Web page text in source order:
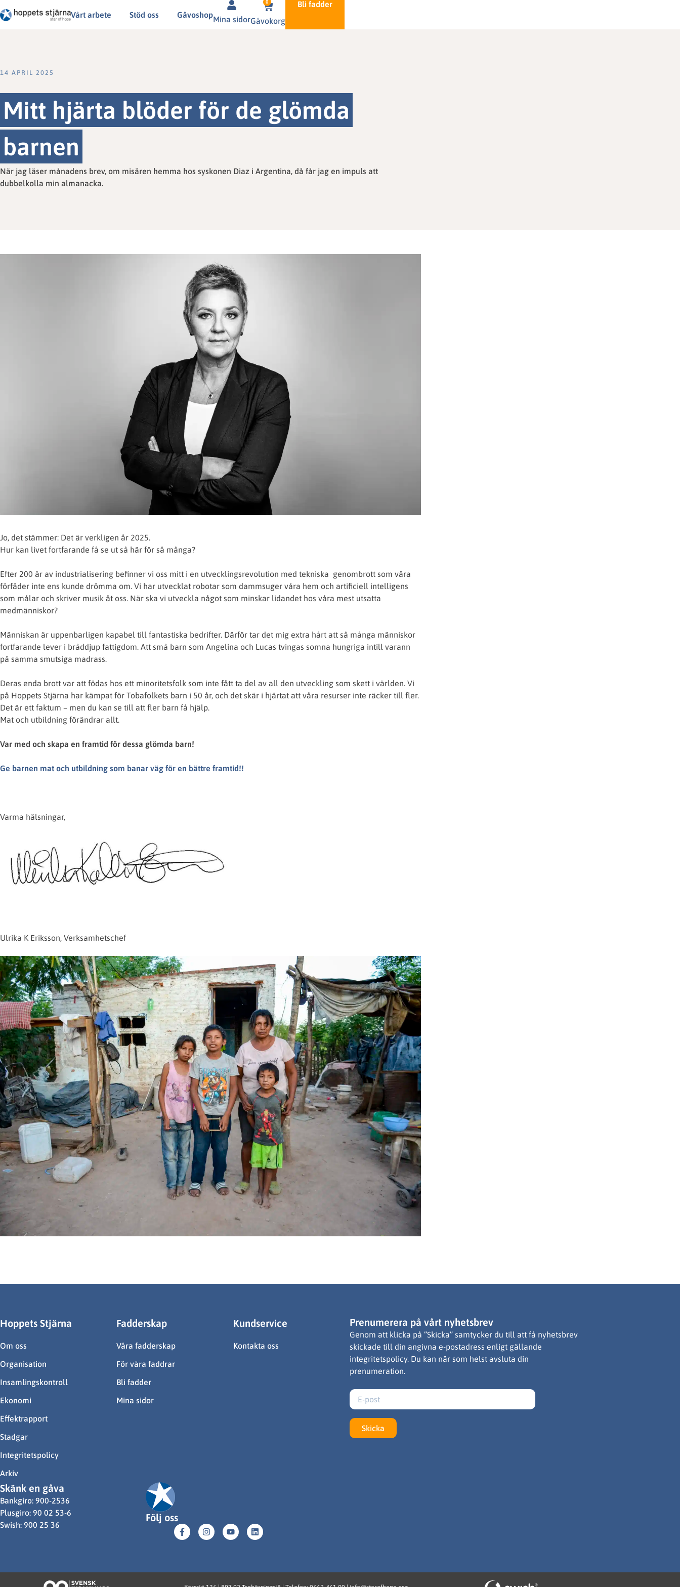
Vårt arbete Stöd oss Gåvoshop
Mina sidor
0
Gåvokorg
Bli fadder
14 APRIL 2025
Mitt hjärta blöder för de glömda
barnen
När jag läser månadens brev, om misären hemma hos syskonen Diaz i Argentina, då får jag en impuls att
dubbelkolla min almanacka.
Jo, det stämmer: Det är verkligen år 2025.
Hur kan livet fortfarande få se ut så här för så många?
Efter 200 år av industrialisering befinner vi oss mitt i en utvecklingsrevolution med tekniska genombrott som våra
förfäder inte ens kunde drömma om. Vi har utvecklat robotar som dammsuger våra hem och artificiell intelligens
som målar och skriver musik åt oss. När ska vi utveckla något som minskar lidandet hos våra mest utsatta
medmänniskor?
Människan är uppenbarligen kapabel till fantastiska bedrifter. Därför tar det mig extra hårt att så många människor
fortfarande lever i bråddjup fattigdom. Att små barn som Angelina och Lucas tvingas somna hungriga intill varann
på samma smutsiga madrass.
Deras enda brott var att födas hos ett minoritetsfolk som inte fått ta del av all den utveckling som skett i världen. Vi
på Hoppets Stjärna har kämpat för Tobafolkets barn i 50 år, och det skär i hjärtat att våra resurser inte räcker till fler.
Det är ett faktum – men du kan se till att fler barn få hjälp.
Mat och utbildning förändrar allt.
Var med och skapa en framtid för dessa glömda barn!
Ge barnen mat och utbildning som banar väg för en bättre framtid!!
Varma hälsningar,
Ulrika K Eriksson, Verksamhetschef
Hoppets Stjärna
Om oss
Organisation
Insamlingskontroll
Ekonomi
Effektrapport
Stadgar
Integritetspolicy
Arkiv
Fadderskap
Våra fadderskap
För våra faddrar
Bli fadder
Mina sidor
Kundservice
Kontakta oss
Prenumerera på vårt nyhetsbrev
Genom att klicka på ”Skicka” samtycker du till att få nyhetsbrev
skickade till din angivna e-postadress enligt gällande
integritetspolicy. Du kan när som helst avsluta din
prenumeration.
Skicka
Skänk en gåva
Bankgiro: 900-2536
Plusgiro: 90 02 53-6
Swish: 900 25 36
Följ oss